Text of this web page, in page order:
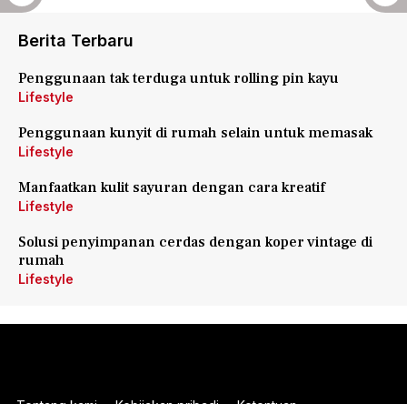
Berita Terbaru
Penggunaan tak terduga untuk rolling pin kayu
Lifestyle
Penggunaan kunyit di rumah selain untuk memasak
Lifestyle
Manfaatkan kulit sayuran dengan cara kreatif
Lifestyle
Solusi penyimpanan cerdas dengan koper vintage di
rumah
Lifestyle